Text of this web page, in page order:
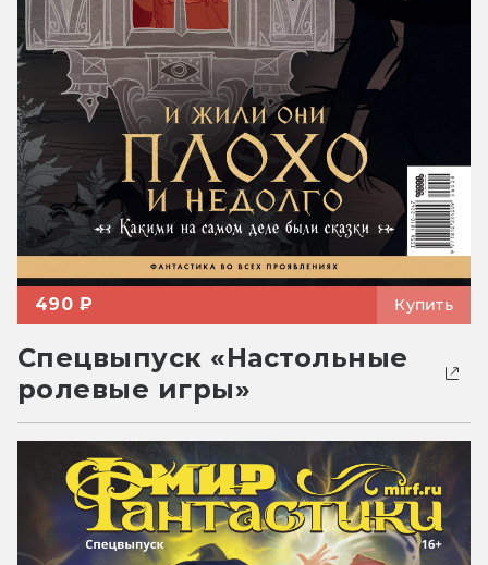
490 ₽ Купить
Спецвыпуск «Настольные
ролевые игры»